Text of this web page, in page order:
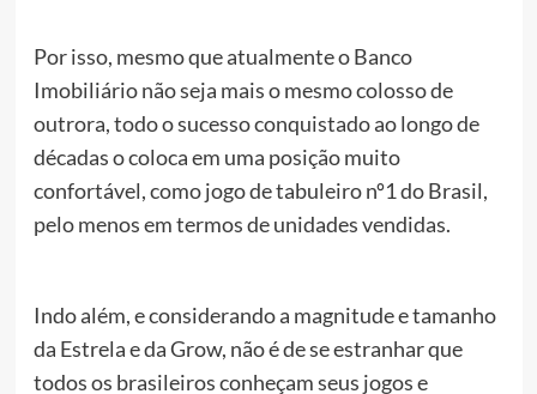
Por isso, mesmo que atualmente o Banco
Imobiliário não seja mais o mesmo colosso de
outrora, todo o sucesso conquistado ao longo de
décadas o coloca em uma posição muito
confortável, como jogo de tabuleiro nº1 do Brasil,
pelo menos em termos de unidades vendidas.
Indo além, e considerando a magnitude e tamanho
da Estrela e da Grow, não é de se estranhar que
todos os brasileiros conheçam seus jogos e